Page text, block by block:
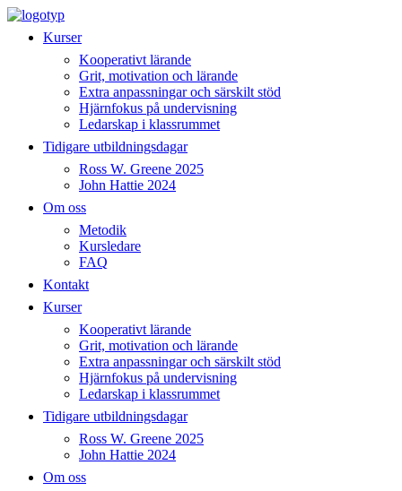
Hoppa
innehåll
Kurser
Kooperativt lärande
Grit, motivation och lärande
Extra anpassningar och särskilt stöd
Hjärnfokus på undervisning
Ledarskap i klassrummet
Tidigare utbildningsdagar
Ross W. Greene 2025
John Hattie 2024
Om oss
Metodik
Kursledare
FAQ
Kontakt
Kurser
Kooperativt lärande
Grit, motivation och lärande
Extra anpassningar och särskilt stöd
Hjärnfokus på undervisning
Ledarskap i klassrummet
Tidigare utbildningsdagar
Ross W. Greene 2025
John Hattie 2024
Om oss